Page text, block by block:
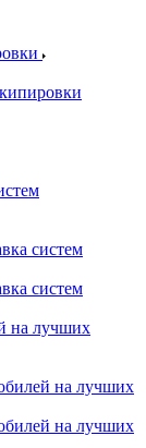
систем
систем
на лучших
на лучших
на лучших